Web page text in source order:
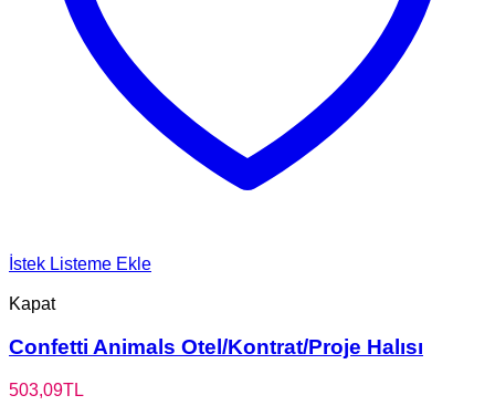
İstek Listeme Ekle
Kapat
Confetti Animals Otel/Kontrat/Proje Halısı
503,09TL